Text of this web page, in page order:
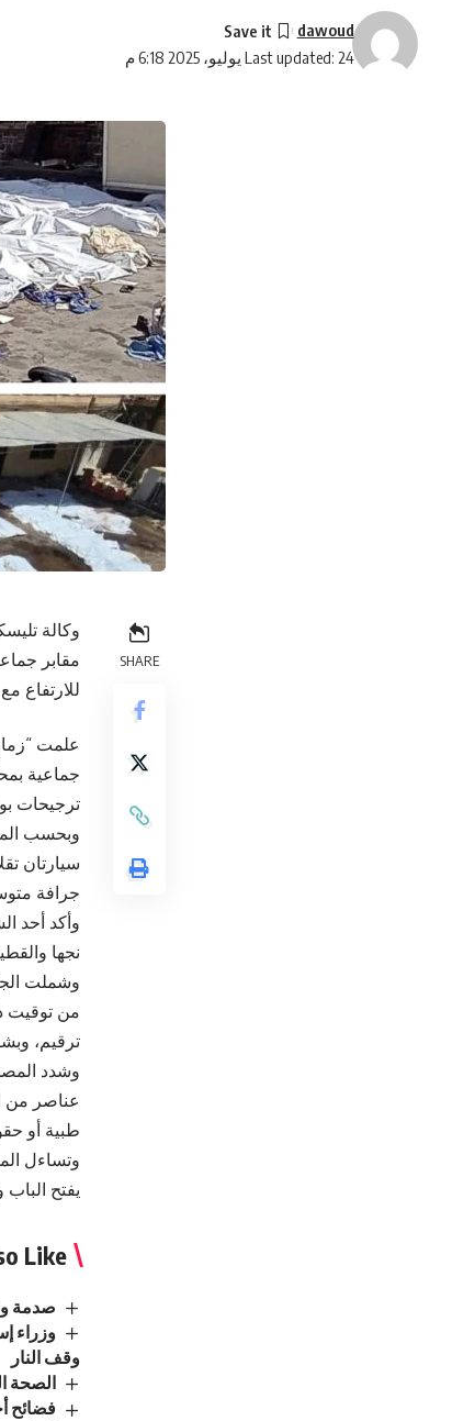
Last updated: 24 يوليو، 2025 6:18 م
dawoud
SHARE
وكالة
مقابر
للارتفاع
ترجيحات
وبحسب
سيارتان
جرافة
وأكد أحد
نجها
وشملت
من توقيت
ترقيم،
وشدد
عناصر من
طبية أو
وتساءل
يفتح
Like
صدمة وذهول
وزراء
وقف النار
الصحة
فضائح أخلاقية تهدد 4 جمهوريين بسحب